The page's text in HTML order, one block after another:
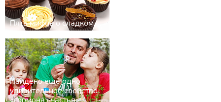
Пять мифов о сладком
Найдено ещё одно
удивительное свойство